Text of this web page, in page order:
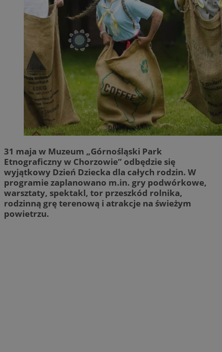
31 maja w Muzeum „Górnośląski Park
Etnograficzny w Chorzowie” odbędzie się
wyjątkowy Dzień Dziecka dla całych rodzin. W
programie zaplanowano m.in. gry podwórkowe,
warsztaty, spektakl, tor przeszkód rolnika,
rodzinną grę terenową i atrakcje na świeżym
powietrzu.